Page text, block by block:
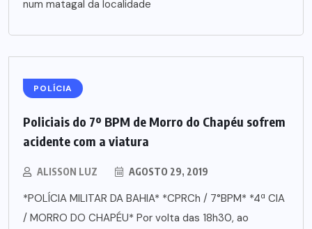
num matagal da localidade
POLÍCIA
Policiais do 7º BPM de Morro do Chapéu sofrem
acidente com a viatura
ALISSON LUZ AGOSTO 29, 2019
*POLÍCIA MILITAR DA BAHIA* *CPRCh / 7°BPM* *4ª CIA
/ MORRO DO CHAPÉU* Por volta das 18h30, ao